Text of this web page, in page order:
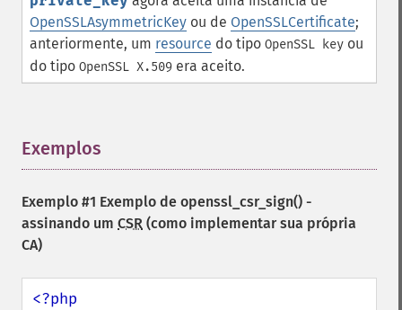
OpenSSLAsymmetricKey ou de OpenSSLCertificate;
anteriormente, um resource do tipo OpenSSL key ou
do tipo OpenSSL X.509 era aceito.
Exemplos
Exemplo #1 Exemplo de openssl_csr_sign() -
assinando um CSR (como implementar sua própria
CA)